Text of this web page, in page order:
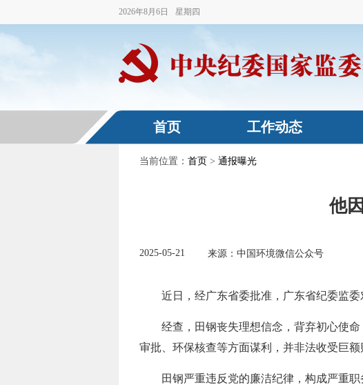
2026年8月 6 日 星期四
首页 工作动态
当前位置： 首页 > 通报曝光
他
2025-05-21 来源：中国环境微信公众号
近日，经广东省委批准，广东省纪委监委
经查，田钢丧失理想信念，背弃初心使命
审批、环保核查等方面谋利，并非法收受巨额
田钢严重违反党的廉洁纪律，构成严重职